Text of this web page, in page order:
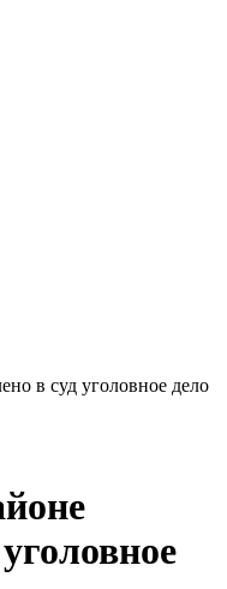
и
в суд уголовное дело